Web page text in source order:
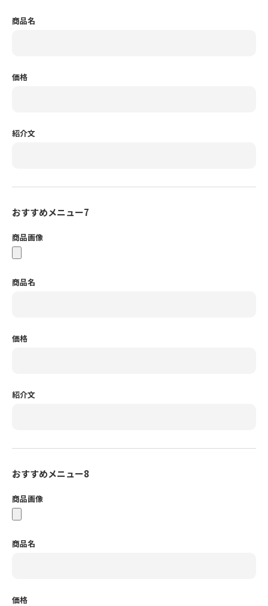
商品名
価格
紹介文
おすすめメニュー7
商品画像
商品名
価格
紹介文
おすすめメニュー8
商品画像
商品名
価格